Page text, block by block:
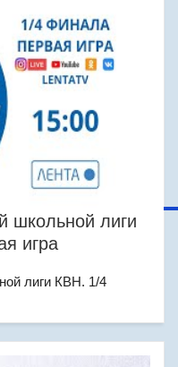
школьной лиги
игра
лиги КВН. 1/4